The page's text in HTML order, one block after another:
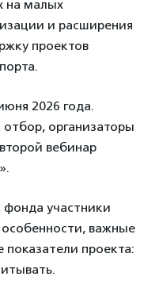
на малых
и расширения
проектов
2026 года.
организаторы
вебинар
участники
особенности, важные
проекта: